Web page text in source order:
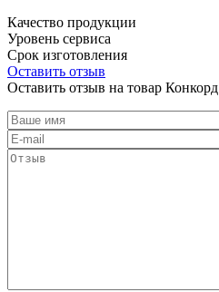
Качество продукции
Уровень сервиса
Срок изготовления
Оставить отзыв
Оставить отзыв на товар Конкорд